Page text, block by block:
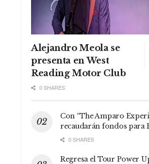
Alejandro Meola se
presenta en West
Reading Motor Club
0 SHARES
Con “The Amparo
recaudarán fondos para
0 SHARES
Regresa el Tour Power